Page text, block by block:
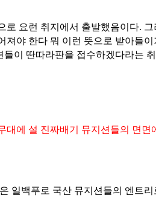
로 요런 취지에서 출발했음이다. 그
져야 한다 뭐 이런 뜻으로 받아들이
들이 딴따라판을 접수하겠다라는
대에 설 진짜배기 뮤지션들의 면면
일백푸로 국산 뮤지션들의 엔트리